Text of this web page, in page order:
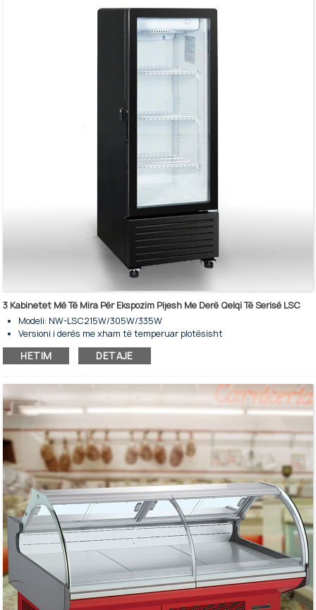
Rafte të rregullueshme
Kornizë dhe dorezë dere alumini
650 mm Kapacitet i madh thellësie për ruajtjen e pijeve
Avullues me tuba bakri të pastër
3 Kabinetet Më Të Mira Për Ekspozim Pijesh Me Derë Qelqi Të Serisë LSC
Modeli: NW-LSC215W/305W/335W
Versioni i derës me xham të temperuar plotësisht
Kapaciteti i magazinimit: 230/300/360 litra
Ftohje me ventilator - Nofrost
Për ruajtje dhe ekspozim komercial të ftohjes së pijeve
Ndriçim i brendshëm LED
Rafte të rregullueshme
HETIM DETAJE